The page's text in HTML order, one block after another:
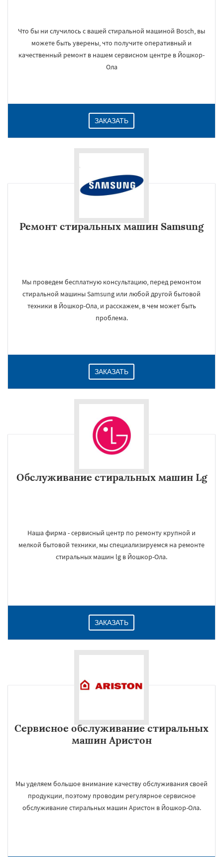
Что бы ни случилось с вашей стиральной машиной Bosch, вы
можете быть уверены, что получите оперативный и
качественный ремонт в нашем сервисном центре в Йошкор-
Ола
ЗАКАЗАТЬ
Ремонт стиральных машин Samsung
Мы проведем бесплатную консультацию, перед ремонтом
стиральной машины Samsung или любой другой бытовой
техники в Йошкор-Ола, и расскажем, в чем может быть
проблема.
ЗАКАЗАТЬ
Обслуживание стиральных машин Lg
Наша фирма - сервисный центр по ремонту крупной и
мелкой бытовой техники, мы специализируемся на ремонте
стиральных машин lg в Йошкор-Ола.
ЗАКАЗАТЬ
Сервисное обслуживание стиральных
машин Аристон
Мы уделяем большое внимание качеству обслуживания своей
продукции, поэтому проводим регулярное сервисное
обслуживание стиральных машин Аристон в Йошкор-Ола.